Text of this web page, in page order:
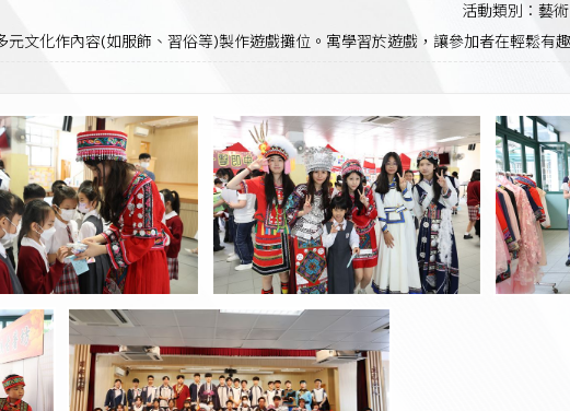
活動類別：藝
文化作內容(如服飾、習俗等)製作遊戲攤位。寓學習於遊戲，讓參加者在輕鬆有